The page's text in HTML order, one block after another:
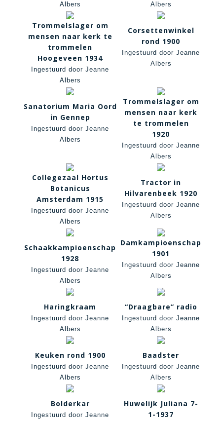
Albers
Albers
Trommelslager om
mensen naar kerk te
trommelen
Hoogeveen 1934
Ingestuurd door Jeanne
Albers
Corsettenwinkel
rond 1900
Ingestuurd door Jeanne
Albers
Sanatorium Maria Oord
in Gennep
Ingestuurd door Jeanne
Albers
Trommelslager om
mensen naar kerk
te trommelen
1920
Ingestuurd door Jeanne
Albers
Collegezaal Hortus
Botanicus
Amsterdam 1915
Ingestuurd door Jeanne
Albers
Tractor in
Hilvarenbeek 1920
Ingestuurd door Jeanne
Albers
Schaakkampioenschap
1928
Ingestuurd door Jeanne
Albers
Damkampioenschap
1901
Ingestuurd door Jeanne
Albers
Haringkraam
Ingestuurd door Jeanne
Albers
“Draagbare” radio
Ingestuurd door Jeanne
Albers
Keuken rond 1900
Ingestuurd door Jeanne
Albers
Baadster
Ingestuurd door Jeanne
Albers
Bolderkar
Ingestuurd door Jeanne
Huwelijk Juliana 7-
1-1937